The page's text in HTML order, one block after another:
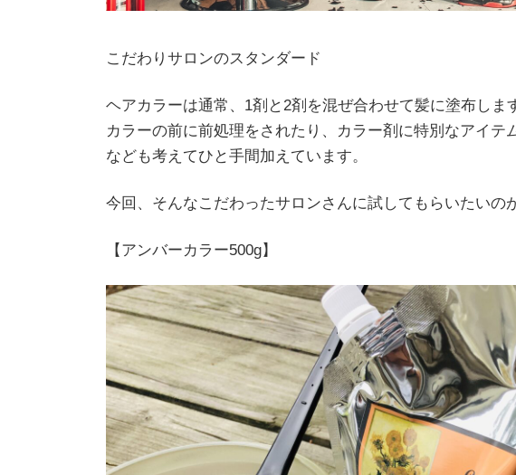
こだわりサロンのスタンダード
ヘアカラーは通常、1剤と2剤を混ぜ合わせて髪に塗布しま
カラーの前に前処理をされたり、カラー剤に特別なアイテ
なども考えてひと手間加えています。
今回、そんなこだわったサロンさんに試してもらいたいの
【アンバーカラー500g】